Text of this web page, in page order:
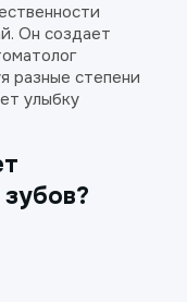
Он создает
разные степени
улыбку